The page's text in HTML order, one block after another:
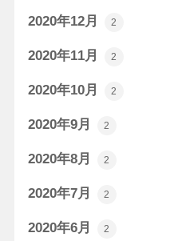
2020年12月 2
2020年11月 2
2020年10月 2
2020年9月 2
2020年8月 2
2020年7月 2
2020年6月 2